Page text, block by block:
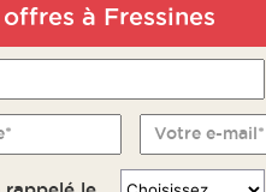
à Fressines
Votre e-mail*